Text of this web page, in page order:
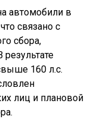
автомобили в
связано с
сбора,
160 л.с.
лиц и плановой